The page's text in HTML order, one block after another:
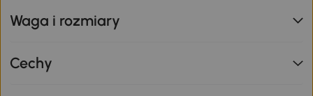
Waga i rozmiary
Cechy